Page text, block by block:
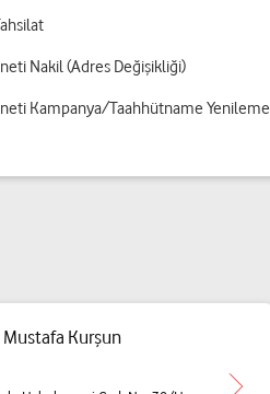
Nakil (Adres Değişikliği)
Kampanya/Taahhütname Yenileme
Kurşun